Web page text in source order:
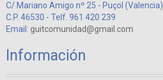
C/ Mariano Amigo nº 25 - Puçol (Valencia)
C.P. 46530 - Telf. 961 420 239
Email: guitcomunidad@gmail.com
Información